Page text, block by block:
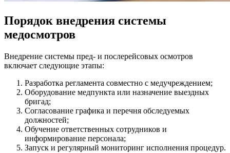
Порядок внедрения системы
медосмотров
Внедрение системы пред- и послерейсовых осмотров
включает следующие этапы:
Разработка регламента совместно с медучреждением;
Оборудование медпункта или назначение выездных
бригад;
Согласование графика и перечня обследуемых
должностей;
Обучение ответственных сотрудников и
информирование персонала;
Запуск и регулярный мониторинг исполнения процедур.